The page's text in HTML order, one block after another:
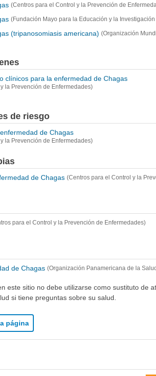
(Centros para el Control y la Prevención de
(Fundación Mayo para la Educación y la
(tripanosomiasis americana) (Organización
clínicos para la enfermedad de Chagas
la Prevención de Enfermedades)
de riesgo
de Chagas
la Prevención de Enfermedades)
de Chagas (Centros para el Control y la
para el Control y la Prevención de Enfermedades)
de Chagas (Organización Panamericana de la
este sitio no debe utilizarse como sustituto de
si tiene preguntas sobre su salud.
página